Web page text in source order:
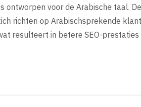
ontworpen voor de Arabische taal.
richten op Arabischsprekende
resulteert in betere SEO-prestaties